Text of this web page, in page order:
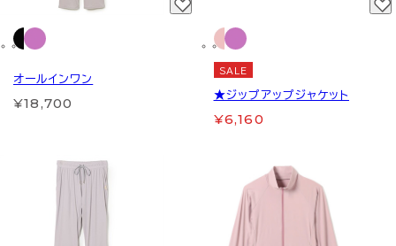
オールインワン
¥18,700
SALE
★ジップアップジャケット
¥6,160